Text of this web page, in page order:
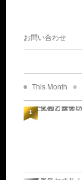
お問い合わせ
This Month
1